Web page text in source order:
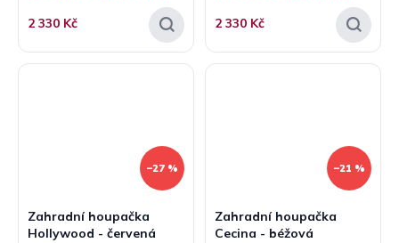
2 330 Kč 2 330 Kč
–27 %
Zahradní houpačka
Hollywood - červená
–21 %
Zahradní houpačka
Cecina - béžová